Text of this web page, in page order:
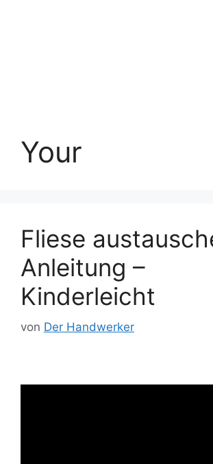
Your
Fliese
Anleitung –
Kinderleicht
von Der Handwerker